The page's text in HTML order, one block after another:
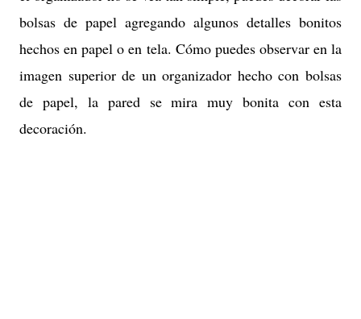
bolsas de papel agregando algunos detalles bonitos
hechos en papel o en tela. Cómo puedes observar en la
imagen superior de un organizador hecho con bolsas
de papel, la pared se mira muy bonita con esta
decoración.